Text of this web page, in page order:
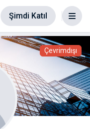
Şimdi Katıl
Çevrimdışı